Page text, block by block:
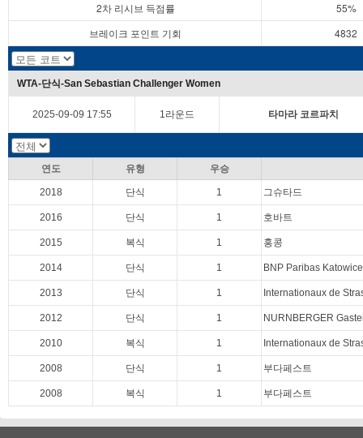
2차 리시브 득점률
55%
브레이크 포인트 기회
4832
WTA-단식-San Sebastian Challenger Women
2025-09-09 17:55 1라운드 타마라 코르파치
연도 유형 우승
2018 단식 1 그슈타드
2016 단식 1 호바트
2015 복식 1 홍콩
2014 단식 1 BNP Paribas
2013 단식 1 Internationaux de
2012 단식 1 NURNBERGER
2010 복식 1 Internationaux de
2008 단식 1 부다페스트
2008 복식 1 부다페스트